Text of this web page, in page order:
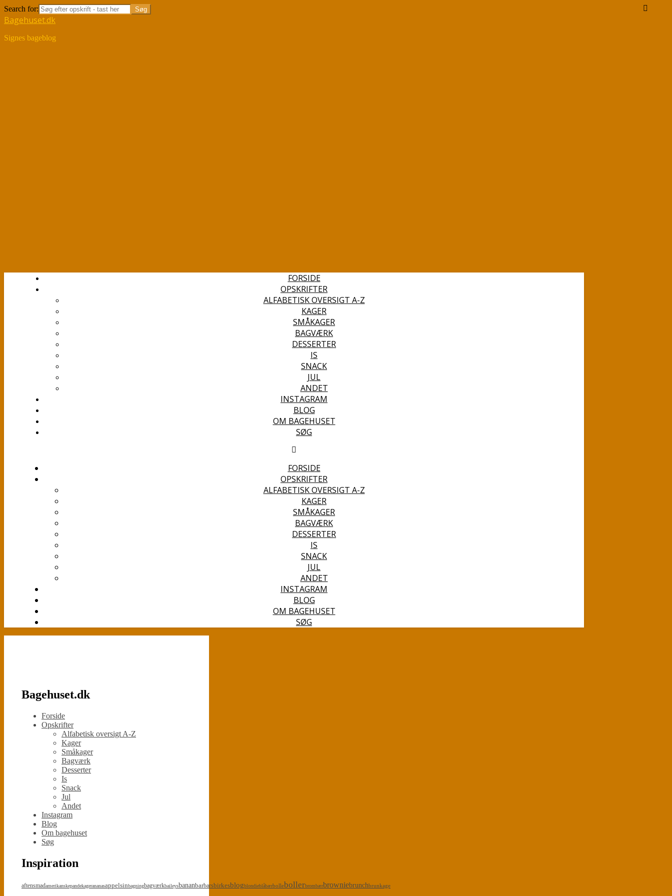
Search for:
Bagehuset.dk
Signes bageblog
FORSIDE
OPSKRIFTER
ALFABETISK OVERSIGT A-Z
KAGER
SMÅKAGER
BAGVÆRK
DESSERTER
IS
SNACK
JUL
ANDET
INSTAGRAM
BLOG
OM BAGEHUSET
SØG
FORSIDE
OPSKRIFTER
ALFABETISK OVERSIGT A-Z
KAGER
SMÅKAGER
BAGVÆRK
DESSERTER
IS
SNACK
JUL
ANDET
INSTAGRAM
BLOG
OM BAGEHUSET
SØG
Bagehuset.dk
Forside
Opskrifter
Alfabetisk oversigt A-Z
Kager
Småkager
Bagværk
Desserter
Is
Snack
Jul
Andet
Instagram
Blog
Om bagehuset
Søg
Inspiration
aftensmadamerikanskepandekagerananasappelsinbagningbagværkbaileysbananbarbarsbirkesblogblondieblåbærbollebollerbrombærbrowniebrunchbrunkage